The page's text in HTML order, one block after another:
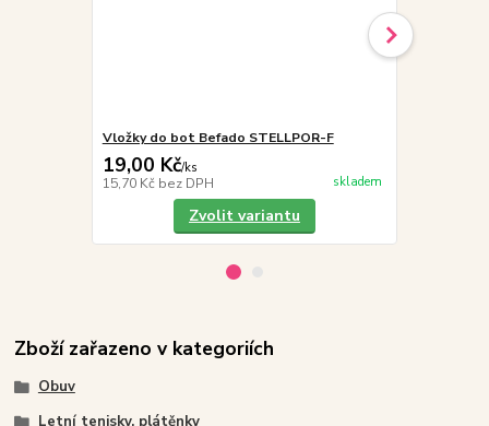
Vložky do bot Befado STELLPOR-F
19,00 Kč/ks
15,70 Kč bez DPH skladem
Zvolit variantu
Zboží zařazeno v kategoriích
Obuv
Letní tenisky, plátěnky